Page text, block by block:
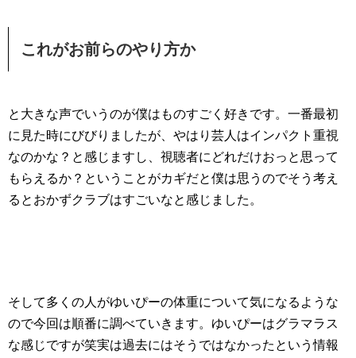
これがお前らのやり方か
と大きな声でいうのが僕はものすごく好きです。一番最初
に見た時にびびりましたが、やはり芸人はインパクト重視
なのかな？と感じますし、視聴者にどれだけおっと思って
もらえるか？ということがカギだと僕は思うのでそう考え
るとおかずクラブはすごいなと感じました。
そして多くの人がゆいぴーの体重について気になるような
ので今回は順番に調べていきます。ゆいぴーはグラマラス
な感じですが笑実は過去にはそうではなかったという情報